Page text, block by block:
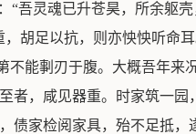
“吾灵魂已升苍昊，所余躯
胡足以抗，则亦怏怏听命
不能剚刃于腹。大概吾年来
，咸见器重。时家筑一园
债家检阅家具，殆不足抵，